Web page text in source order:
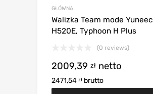
GŁÓWNA
Walizka Team mode Yuneec
H520E, Typhoon H Plus
(0 reviews)
2009,39 zł netto
2471,54 zł brutto